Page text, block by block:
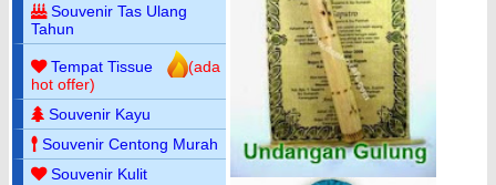
Souvenir Tas Ulang
Tahun
Tempat Tissue
(ada
hot offer)
Souvenir Kayu
Souvenir Centong Murah
Souvenir Kulit